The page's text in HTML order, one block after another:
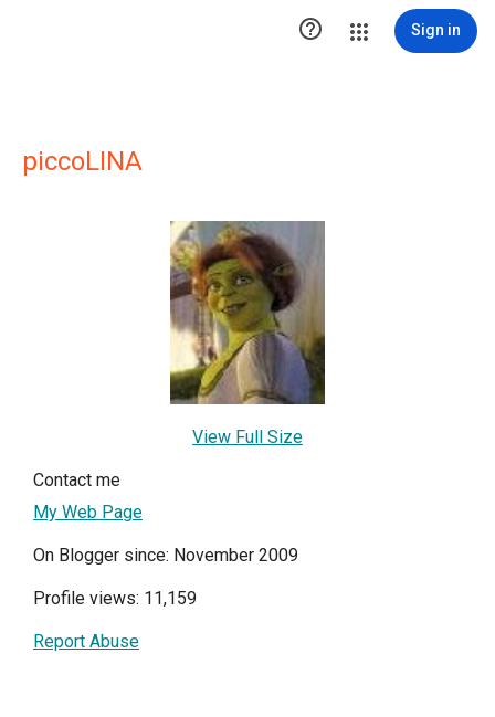
 Sign in
piccoLINA
View Full Size
Contact me
My Web Page
On Blogger since: November 2009
Profile views: 11,159
Report Abuse